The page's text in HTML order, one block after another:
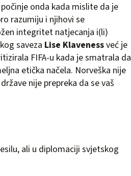
onda kada mislite da je
razumiju i njihovi se
integritet natjecanja i(li)
saveza Lise Klavenessveć je
FIFA-u kada je smatrala da
etička načela. Norveška nije
nije prepreka da se vaš
ali u diplomaciji svjetskog